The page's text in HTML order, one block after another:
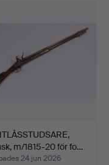
m/1815-20 för fo…
24 jun 2026